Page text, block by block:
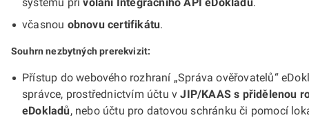
včasnou obnovu certifikátu.
Souhrn nezbytných prerekvizit:
Přístup do webového rozhraní „Správa ověřovatelů“
správce, prostřednictvím účtu vJIP/KAAS s přidělenou
eDokladů, nebo účtu pro datovou schránku či pomocí